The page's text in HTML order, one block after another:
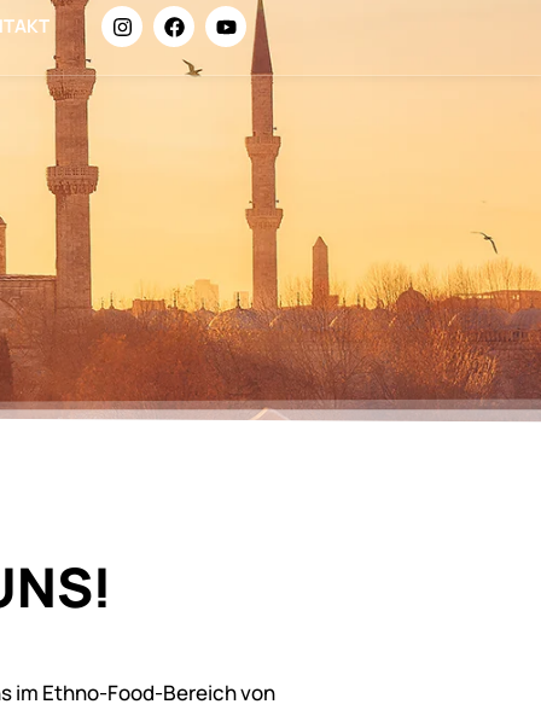
im Ethno-Food-Bereich von